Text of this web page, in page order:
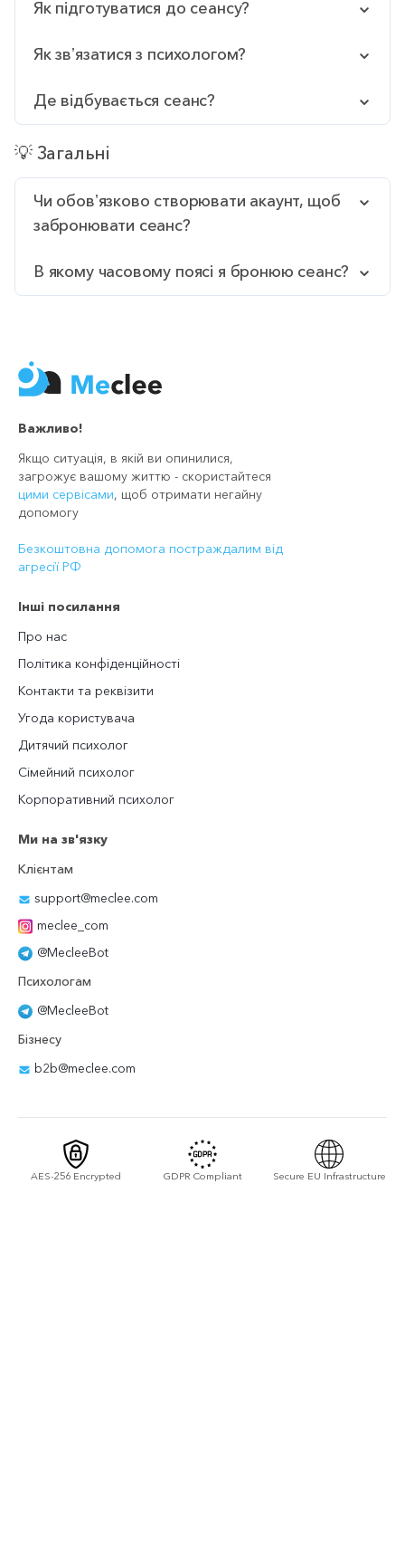
Як підготуватися до сеансу?
Як звʼязатися з психологом?
Де відбувається сеанс?
💡 Загальні
Чи обовʼязково створювати акаунт, щоб
забронювати сеанс?
В якому часовому поясі я бронюю сеанс?
Важливо!
Якщо ситуація, в якій ви опинилися,
загрожує вашому життю - скористайтеся
цими сервісами, щоб отримати негайну
допомогу
Безкоштовна допомога постраждалим від
агресії РФ
Інші посилання
Про нас
Політика конфіденційності
Контакти та реквізити
Угода користувача
Дитячий психолог
Сімейний психолог
Корпоративний психолог
Ми на зв'язку
Клієнтам
support@meclee.com
meclee_com
@MecleeBot
Психологам
@MecleeBot
Бізнесу
b2b@meclee.com
AES-256 Encrypted GDPR Compliant Secure EU Infrastructure